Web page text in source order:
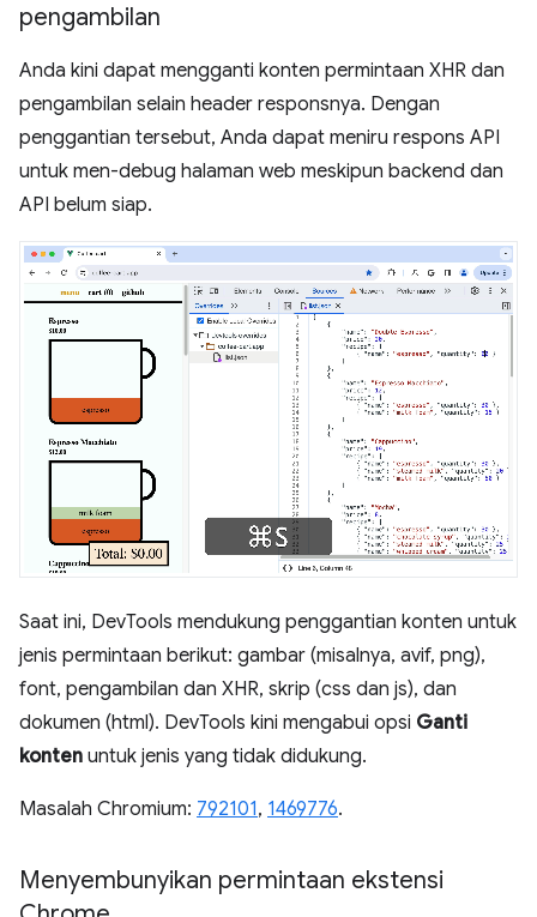
pengambilan
Anda kini dapat mengganti konten permintaan XHR dan
pengambilan selain header responsnya. Dengan
penggantian tersebut, Anda dapat meniru respons API
untuk men-debug halaman web meskipun backend dan
API belum siap.
Saat ini, DevTools mendukung penggantian konten untuk
jenis permintaan berikut: gambar (misalnya, avif, png),
font, pengambilan dan XHR, skrip (css dan js), dan
dokumen (html). DevTools kini mengabui opsi Ganti
konten untuk jenis yang tidak didukung.
Masalah Chromium: 792101, 1469776.
Menyembunyikan permintaan ekstensi